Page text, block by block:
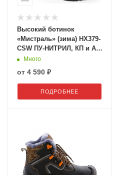
Высокий ботинок
«Мистраль» (зима) HX379-
CSW ПУ-НИТРИЛ, КП и АС
шерстяной мех 139253
Много
от 4 590 ₽
ПОДРОБНЕЕ